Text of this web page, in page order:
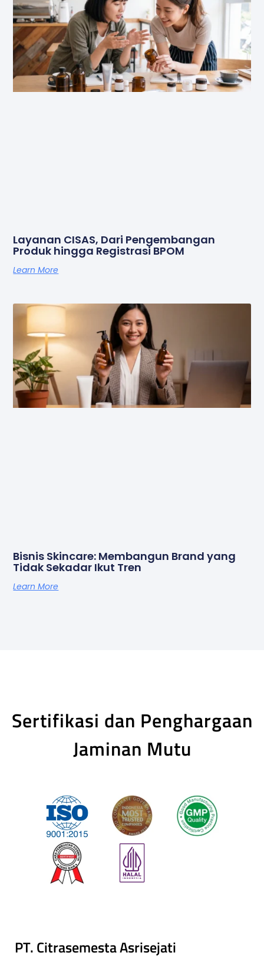
Layanan CISAS, Dari Pengembangan
Produk hingga Registrasi BPOM
Learn More
Bisnis Skincare: Membangun Brand yang
Tidak Sekadar Ikut Tren
Learn More
Sertifikasi dan Penghargaan
Jaminan Mutu
PT. Citrasemesta Asrisejati